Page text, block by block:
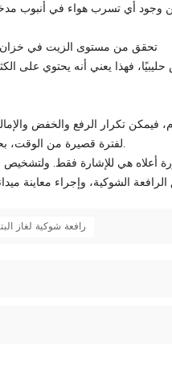
2. تحقق من مستوى الزيت في خزان
فهذا يعني أنه يحتوي على
لفترة قصيرة من الوقت، بحيث يمكن تفريغ الهواء الموجود في النظام إلى خزان الوقود.
أعلاه هي للإشارة فقط.
رافعة شوكية لغاز